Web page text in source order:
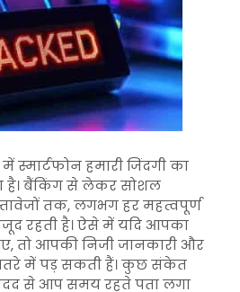
स्मार्टफोन हमारी जिंदगी का
है। बैंकिंग से लेकर सोशल
तक, लगभग हर महत्वपूर्ण
रहती है। ऐसे में यदि आपका
तो आपकी निजी जानकारी और
खतरे में पड़ सकती हैं। कुछ संकेत
से आप समय रहते पता लगा